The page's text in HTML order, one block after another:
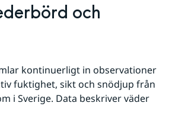
och
kontinuerligt in observationer
fuktighet, sikt och snödjup från
i Sverige. Data beskriver väder